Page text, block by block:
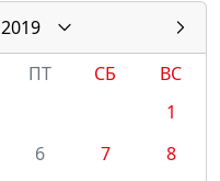
2019
ПТ СБ
ВС
1
6 7
8